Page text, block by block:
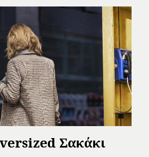
Σακάκι